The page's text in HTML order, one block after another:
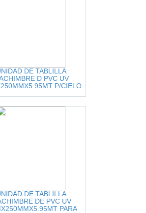
DE TABLILLA
D PVC UV
P/CIELO
DE TABLILLA
DE PVC UV
PARA